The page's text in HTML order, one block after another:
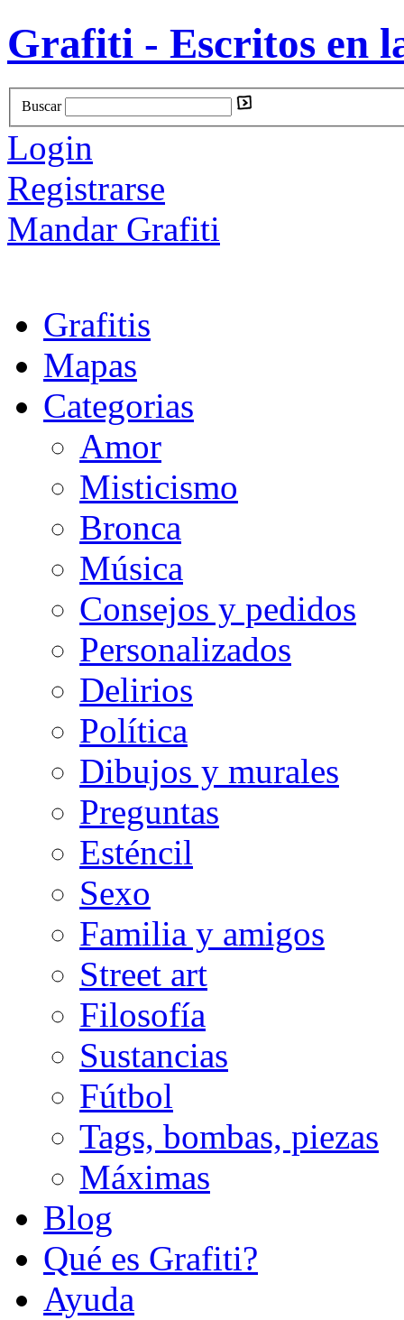
Grafiti - Escritos en
Buscar
Login
Registrarse
Mandar Grafiti
Grafitis
Mapas
Categorias
Amor
Misticismo
Bronca
Música
Consejos y pedidos
Personalizados
Delirios
Política
Dibujos y murales
Preguntas
Esténcil
Sexo
Familia y amigos
Street art
Filosofía
Sustancias
Fútbol
Tags, bombas, piezas
Máximas
Blog
Qué es Grafiti?
Ayuda